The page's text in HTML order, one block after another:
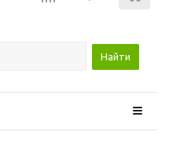
Найти